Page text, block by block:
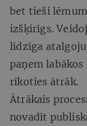
bet tieši
izšķirīgs.
līdzīga
paņem
rīkoties ātrāk.
Ātrākais
novadīt